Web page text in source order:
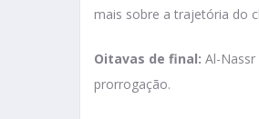
mais sobre a trajetória do
Oitavas de final: Al-
prorrogação.